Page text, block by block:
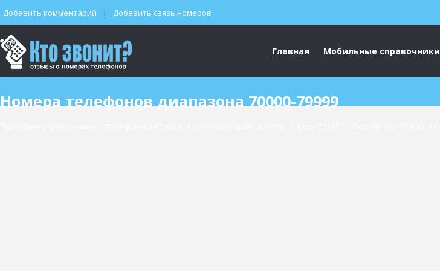
Добавить комментарий Добавить связь номеров
Главная Мобильные справочники
Номера телефонов диапазона 70000-79999